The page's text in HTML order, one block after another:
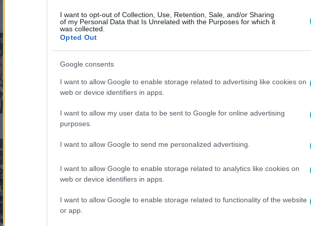
I want to opt-out of Collection, Use, Retention, Sale, and/or Sharing
of my Personal Data that Is Unrelated with the Purposes for which it
was collected.
Opted Out
Google consents
I want to allow Google to enable storage related to advertising like cookies on
web or device identifiers in apps.
I want to allow my user data to be sent to Google for online advertising
purposes.
I want to allow Google to send me personalized advertising.
I want to allow Google to enable storage related to analytics like cookies on
web or device identifiers in apps.
I want to allow Google to enable storage related to functionality of the website
or app.
5:29
2025. január 28. 11:03
Adrien Brody így gyakorolta a magyar akcentust A
brutalista forgatásán
A brutalista, magyar társproducere arról mesélt, hogy a főszereplők, köztük
Brody, hogyan gyakorolták a magyar nyelvet.
2025. január 25. 11:04